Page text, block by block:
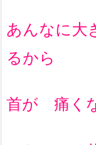
あんなに
るから
首が 痛く